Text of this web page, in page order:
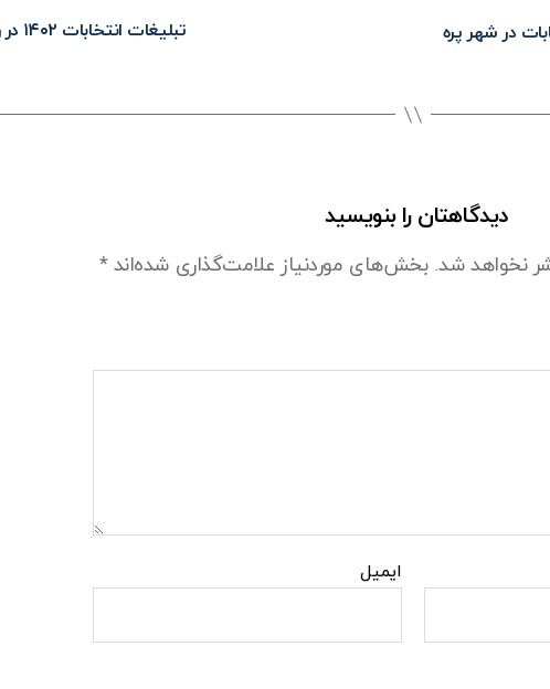
در شهر پره
تبلیغات انتخابات ۱۴۰۲ در رشت
دیدگاهتان را بنویسید
نخواهد شد. بخش‌های موردنیاز علامت‌گذاری شده‌اند*
ایمیل